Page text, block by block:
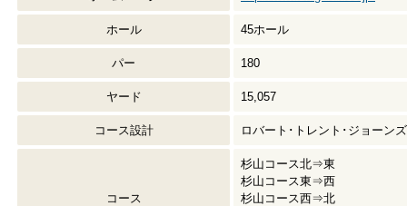
ホール 45ホール
パー 180
ヤード 15,057
コース設計 ロバート･トレント･ジョーン
コース
杉山コース北⇒東
杉山コース東⇒西
杉山コース西⇒北